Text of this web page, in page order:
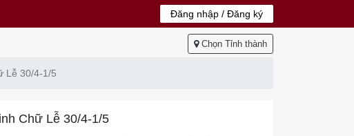
Đăng nhập / Đăng ký
Chọn Tỉnh thành
Lễ 30/4-1/5
Chữ Lễ 30/4-1/5